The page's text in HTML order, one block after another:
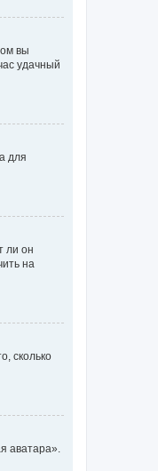
вы
удачный
для
ли он
на
сколько
аватара».